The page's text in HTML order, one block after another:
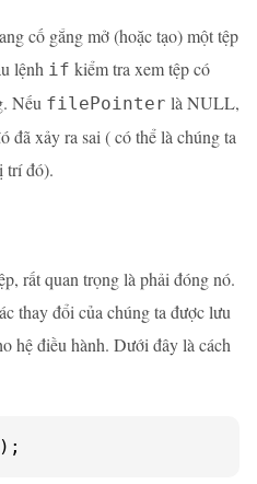
cố gắng mở (hoặc tạo) một tệp
lệnh if kiểm tra xem tệp có
Nếu filePointer là NULL,
đã xảy ra sai ( có thể là chúng ta
trí đó).
rất quan trọng là phải đóng nó.
thay đổi của chúng ta được lưu
hệ điều hành. Dưới đây là cách